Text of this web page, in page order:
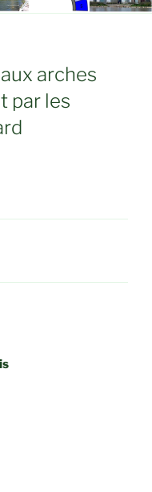
arches
par les